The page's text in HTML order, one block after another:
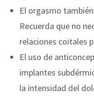
El orgasmo
Recuerda que no
relaciones coitales
El uso de
implantes
la intensidad del